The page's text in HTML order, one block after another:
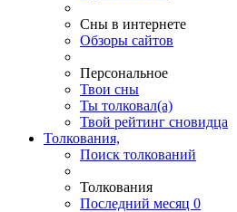
Сны в интернете
Обзоры сайтов
Персональное
Твои сны
Ты толковал(а)
Твой рейтинг сновидца
Толкования,
Поиск толкований
Толкования
Последний месяц 0